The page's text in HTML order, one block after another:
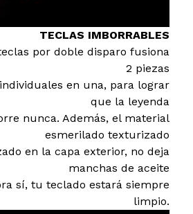
TECLAS IMBORRABLES
por doble disparo fusiona
2 piezas
en una, para lograr
que la leyenda
nunca. Además, el material
esmerilado texturizado
en la capa exterior, no deja
manchas de aceite
sí, tu teclado estará siempre
limpio.